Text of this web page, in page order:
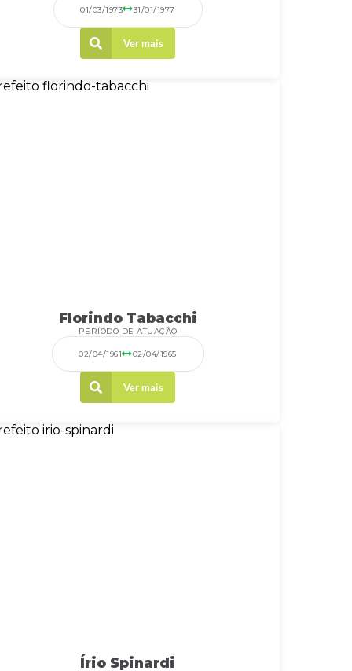
01/03/1973 31/01/1977
Ver mais
Florindo Tabacchi
PERÍODO DE ATUAÇÃO
02/04/1961 02/04/1965
Ver mais
Írio Spinardi